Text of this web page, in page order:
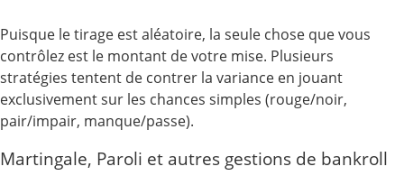
Puisque le tirage est aléatoire, la seule chose que vous
contrôlez est le montant de votre mise. Plusieurs
stratégies tentent de contrer la variance en jouant
exclusivement sur les chances simples (rouge/noir,
pair/impair, manque/passe).
Martingale, Paroli et autres gestions de bankroll